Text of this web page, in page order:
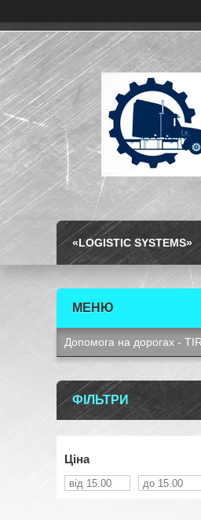
«LOGISTIC SYSTEMS»
Допомога на дорогах -
ФІЛЬТРИ
Ціна